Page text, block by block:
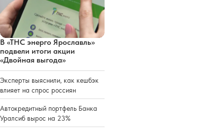
В «ТНС энерго Ярославль»
подвели итоги акции
«Двойная выгода»
Эксперты выяснили, как кешбэк
влияет на спрос россиян
Автокредитный портфель Банка
Уралсиб вырос на 23%